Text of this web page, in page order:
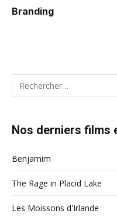
Branding
Nos derniers films
Benjamim
The Rage in Placid Lake
Les Moissons d'Irlande